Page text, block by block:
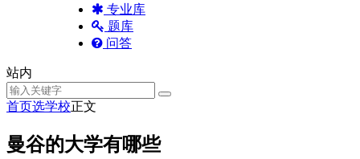
专业库
题库
问答
站内
首页选学校正文
曼谷的大学有哪些